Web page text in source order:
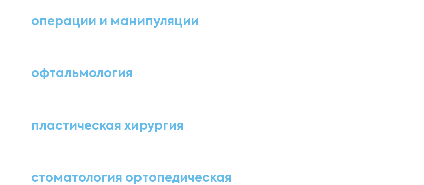
операции и манипуляции
офтальмология
пластическая хирургия
стоматология ортопедическая